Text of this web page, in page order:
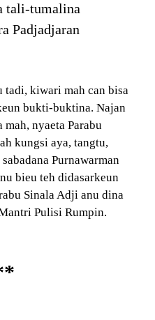
tali-tumalina
Padjadjaran
tadi, kiwari mah can bisa
bukti-buktina. Najan
nyaeta Parabu
kungsi aya, tangtu,
Purnawarman
bieu teh didasarkeun
Sinala Adji anu dina
Pulisi Rumpin.